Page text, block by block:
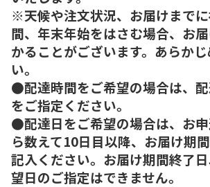
※天候や注文状況、お届けまで
間、年末年始をはさむ場合、お
かることがございます。あらか
い。
●配達時間をご希望の場合は、
をご指定ください。
●配達日をご希望の場合は、お
ら数えて10日目以降、お届け期
記入ください。お届け期間終了
望日のご指定はできません。